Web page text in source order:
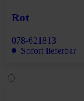
Rot
078-621813
Sofort lieferbar